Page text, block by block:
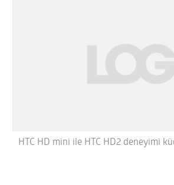
HTC HD mini ile HTC HD2 deneyimi